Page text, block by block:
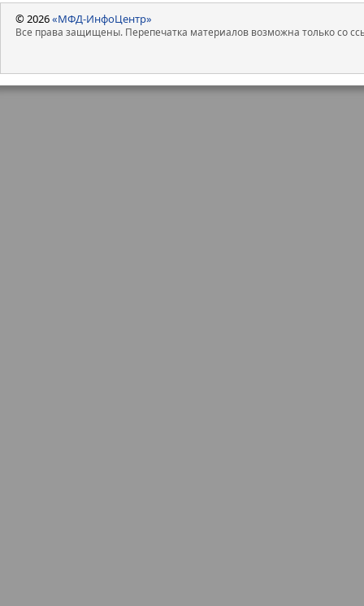
© 2026«МФД-ИнфоЦентр»
Все права защищены. Перепечатка материалов возможна только со